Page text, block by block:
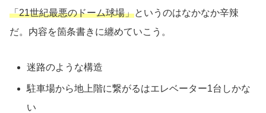
「21世紀最悪のドーム球場」というのはなかなか辛辣
だ。内容を箇条書きに纏めていこう。
迷路のような構造
駐車場から地上階に繋がるはエレベーター1台しかな
い